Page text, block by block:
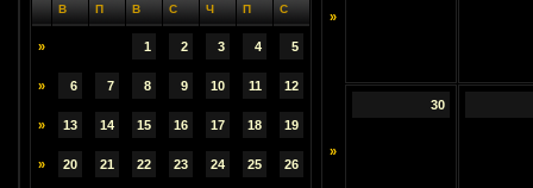
В П В С Ч П С
» 1 2 3 4 5
» 6 7 8 9 10 11 12
» 13 14 15 16 17 18 19
» 20 21 22 23 24 25 26
»
»
30